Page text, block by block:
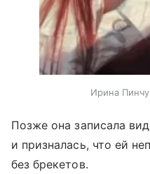
Ирина
Позже она записала
и призналась, что ей
без брекетов.